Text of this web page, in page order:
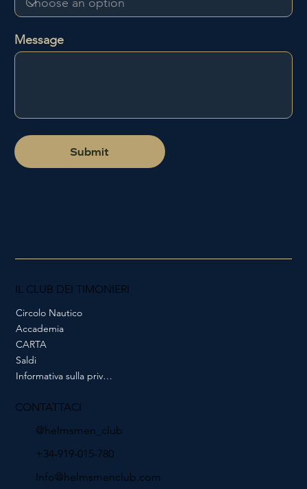
IL CLUB DEI TIMONIERI
Circolo Nautico
Accademia
CARTA
Saldi
Informativa sulla privacy
CONTATTACI
@helmsmen_club
+34-919-015-780
Info@helmsmenclub.com
Message
Submit